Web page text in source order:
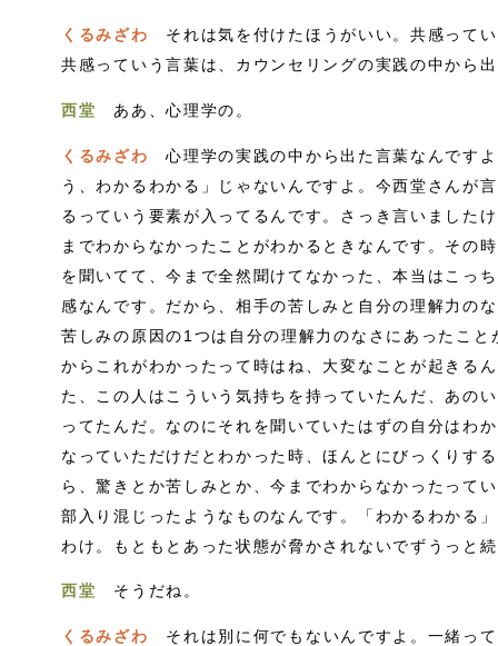
くるみざわ それは気を付けたほうがいい。共感って
共感っていう言葉は、カウンセリングの実践の中から
西堂 ああ、心理学の。
くるみざわ心理学の実践の中から出た言葉なんです
う、わかるわかる」じゃないんですよ。今西堂さんが
るっていう要素が入ってるんです。さっき言いました
までわからなかったことがわかるときなんです。その
を聞いてて、今まで全然聞けてなかった、本当はこっ
感なんです。だから、相手の苦しみと自分の理解力の
苦しみの原因の1つは自分の理解力のなさにあったこ
からこれがわかったって時はね、大変なことが起きる
た、この人はこういう気持ちを持っていたんだ、あの
ってたんだ。なのにそれを聞いていたはずの自分はわ
なっていただけだとわかった時、ほんとにびっくりす
ら、驚きとか苦しみとか、今までわからなかったって
部入り混じったようなものなんです。「わかるわかる
わけ。もともとあった状態が脅かされないでずうっと
西堂 そうだね。
くるみざわ それは別に何でもないんですよ。一緒っ